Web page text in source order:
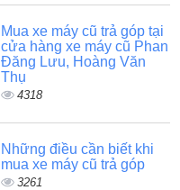
Mua xe máy cũ trả góp tại
cửa hàng xe máy cũ Phan
Đăng Lưu, Hoàng Văn
Thụ
4318
Những điều cần biết khi
mua xe máy cũ trả góp
3261